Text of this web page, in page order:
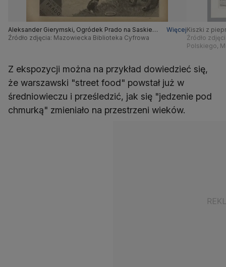
Aleksander Gierymski, Ogródek Prado na Saskiej
Kępie, 1884, ilustracja z „Tygodnika
Więcej
Źródło zdjęcia: Mazowiecka Biblioteka Cyfrowa
Kiszki z
Źródło
Polskiego,
Z ekspozycji można na przykład dowiedzieć się,
że warszawski "street food" powstał już w
średniowieczu i prześledzić, jak się "jedzenie pod
chmurką" zmieniało na przestrzeni wieków.